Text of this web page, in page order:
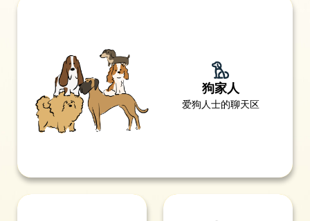
狗家人
爱狗人士的聊天区